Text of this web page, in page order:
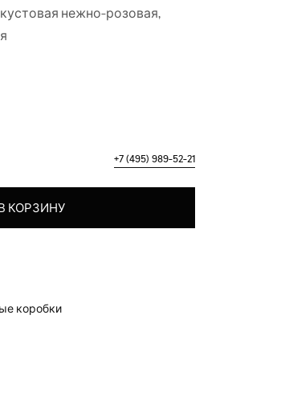
нежно-розовая,
+7 (495) 989-52-21
КОРЗИНУ
коробки